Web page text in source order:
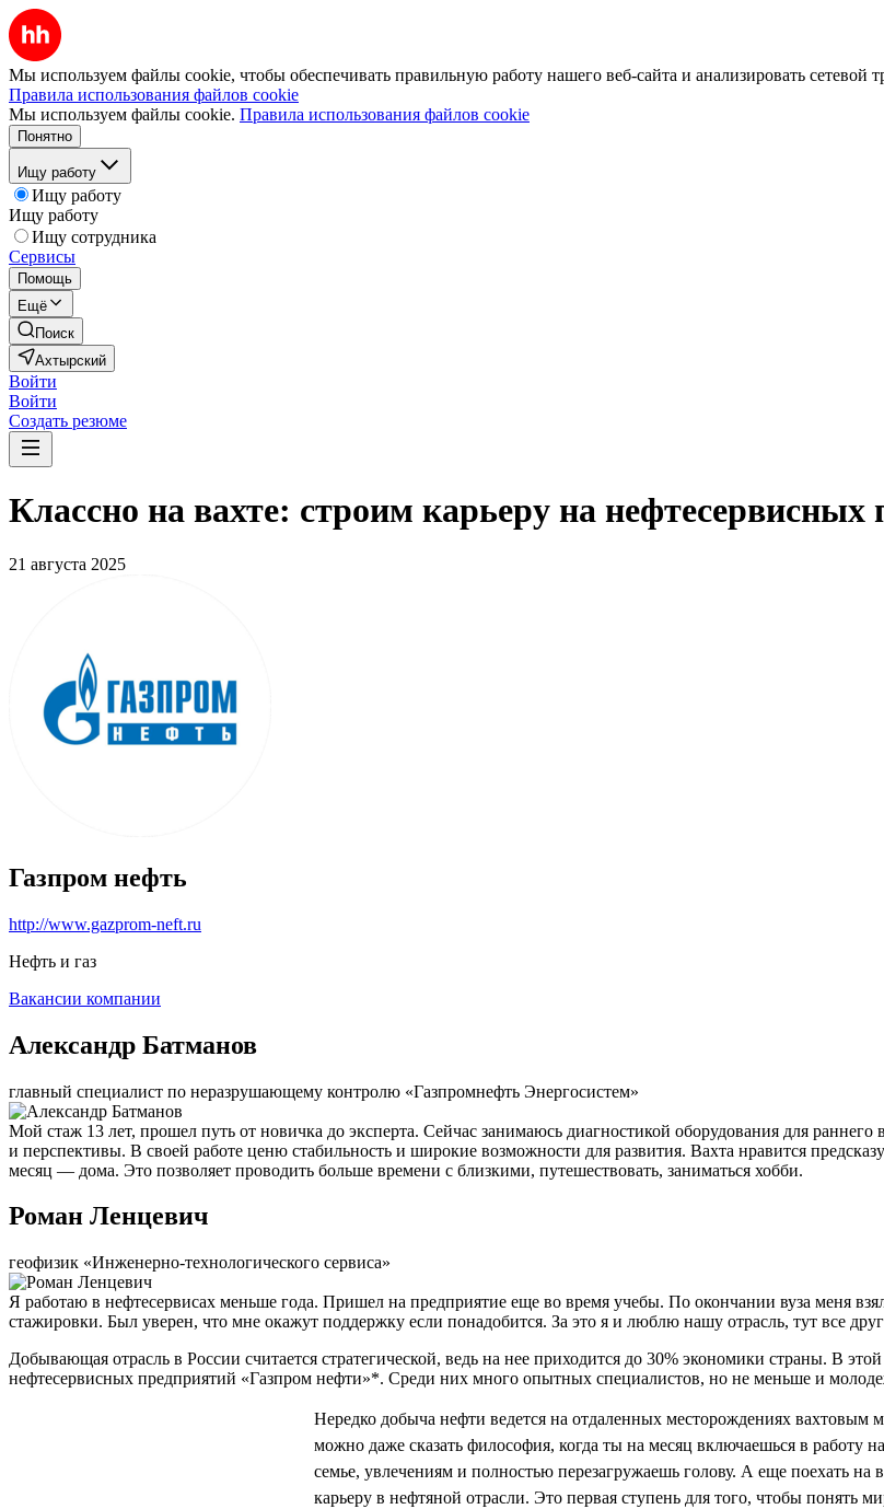
Мы используем файлы cookie, чтобы обеспечивать правильную работу нашего веб-сайта и анализировать сетевой
Правила использования файлов cookie
Мы используем файлы cookie. Правила использования файлов cookie
Понятно
Ищу работу
Ищу работу
Ищу работу
Ищу сотрудника
Сервисы
Помощь
Ещё
Поиск
Ахтырский
Войти
Войти
Создать резюме
Классно на вахте: строим карьеру на
21 августа 2025
Газпром нефть
http://www.gazprom-neft.ru
Нефть и газ
Вакансии компании
Александр Батманов
главный специалист по неразрушающему контролю «Газпромнефть Энергосистем»
Мой стаж 13 лет, прошел путь от новичка до эксперта. Сейчас занимаюсь диагностикой оборудования для
и перспективы. В своей работе ценю стабильность и широкие возможности для развития. Вахта нравится
месяц — дома. Это позволяет проводить больше времени с близкими, путешествовать, заниматься хобби.
Роман Ленцевич
геофизик «Инженерно-технологического сервиса»
Я работаю в нефтесервисах меньше года. Пришел на предприятие еще во время учебы. По окончании вуза меня
стажировки. Был уверен, что мне окажут поддержку если понадобится. За это я и люблю нашу отрасль, тут все друг
Добывающая отрасль в России считается стратегической, ведь на нее приходится до 30% экономики страны. В
нефтесервисных предприятий «Газпром нефти»*. Среди них много опытных специалистов, но не меньше и
Нередко добыча нефти ведется на отдаленных месторождениях
можно даже сказать философия, когда ты на месяц включаешься в работу
семье, увлечениям и полностью перезагружаешь голову. А еще поехать на
карьеру в нефтяной отрасли. Это первая ступень для того, чтобы понять